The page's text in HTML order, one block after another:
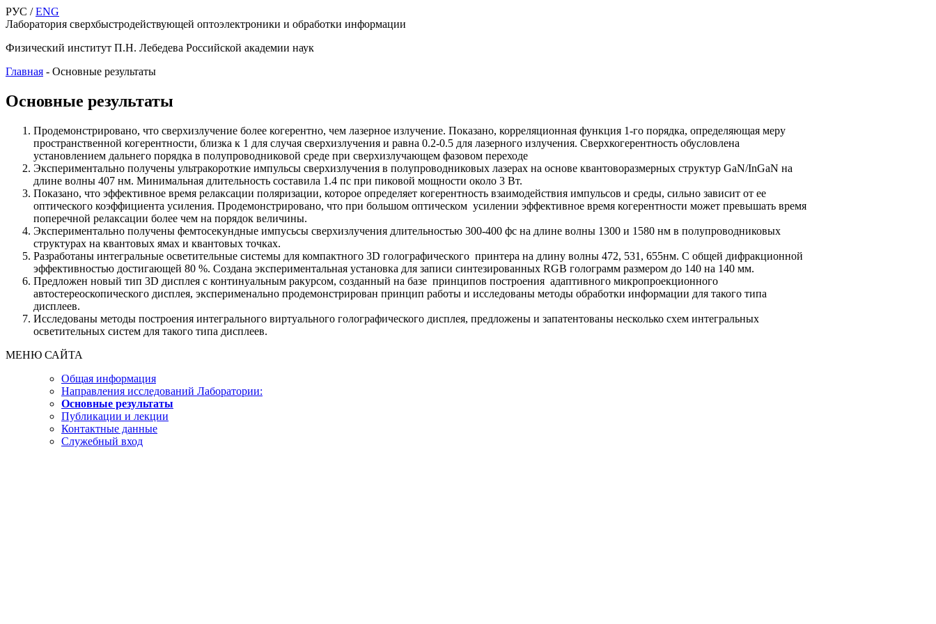
РУС /ENG
Лаборатория сверхбыстродействующей оптоэлектроники и обработки информации
Физический институт П.Н. Лебедева Российской академии наук
Главная - Основные результаты
Основные результаты
Продемонстрировано, что сверхизлучение более когерентно, чем лазерное излучение. Показано, корреляционная функция 1-го порядка, определяющая меру
пространственной когерентности, близка к 1 для случая сверхизлучения и равна 0.2-0.5 для лазерного излучения. Сверхкогерентность обусловлена
установлением дальнего порядка в полупроводниковой среде при сверхизлучающем фазовом переходе
Экспериментально получены ультракороткие импульсы сверхизлучения в полупроводниковых лазерах на основе квантоворазмерных структур GaN/InGaN на
длине волны 407 нм. Минимальная длительность составила 1.4 пс при пиковой мощности около 3 Вт.
Показано, что эффективное время релаксации поляризации, которое определяет когерентность взаимодействия импульсов и среды, сильно зависит от ее
оптического коэффициента усиления. Продемонстрировано, что при большом оптическом усилении эффективное время когерентности может превышать время
поперечной релаксации более чем на порядок величины.
Экспериментально получены фемтосекундные импусьсы сверхизлучения длительностью 300-400 фс на длине волны 1300 и 1580 нм в полупроводниковых
структурах на квантовых ямах и квантовых точках.
Разработаны интегральные осветительные системы для компактного 3D голографического принтера на длину волны 472, 531, 655нм. С общей дифракционной
эффективностью достигающей 80 %. Создана экспериментальная установка для записи синтезированных RGB голограмм размером до 140 на 140 мм.
Предложен новый тип 3D дисплея с континуальным ракурсом, созданный на базе принципов построения адаптивного микропроекционного
автостереоскопического дисплея, эксперименально продемонстрирован принцип работы и исследованы методы обработки информации для такого типа
дисплеев.
Исследованы методы построения интегрального виртуального голографического дисплея, предложены и запатентованы несколько схем интегральных
осветительных систем для такого типа дисплеев.
МЕНЮ САЙТА
Общая информация
Направления исследований Лаборатории:
Основные результаты
Публикации и лекции
Контактные данные
Служебный вход